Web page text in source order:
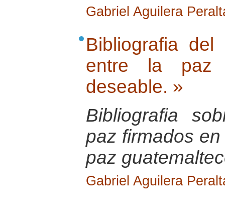
Gabriel Aguilera
Bibliografia
entre la
deseable. »
Bibliografia
paz firmados
paz
Gabriel Aguilera